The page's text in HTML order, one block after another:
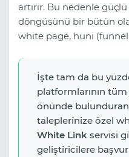
artırır. Bu nedenle
döngüsünü bir bütün
white page, huni
İşte tam da bu
platformlarının
önünde
taleplerinize özel
White Link servisi
geliştiricilere